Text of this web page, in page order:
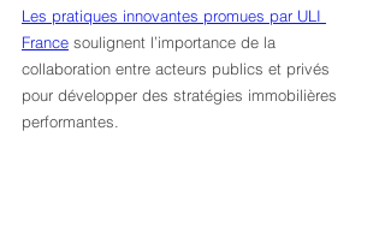
Les pratiques innovantes promues par ULI
France soulignent l’importance de la
collaboration entre acteurs publics et privés
pour développer des stratégies immobilières
performantes.